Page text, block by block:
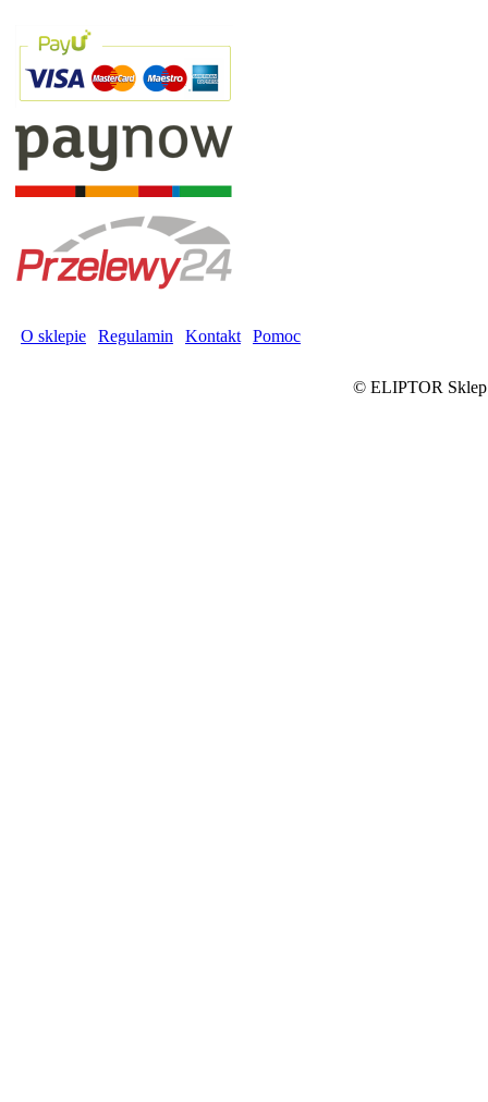
O sklepie Regulamin Kontakt Pomoc
©ELIPTOR Sklep